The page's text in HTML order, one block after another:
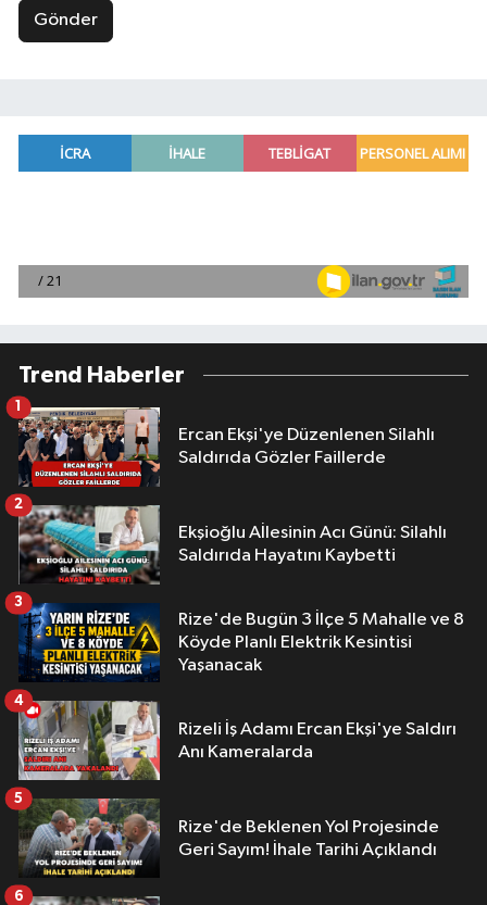
Gönder
Trend Haberler
Ercan Ekşi'ye Düzenlenen Silahlı
Saldırıda Gözler Faillerde
1
Ekşioğlu Aİlesinin Acı Günü: Silahlı
Saldırıda Hayatını Kaybetti
2
Rize'de Bugün 3 İlçe 5 Mahalle ve 8
Köyde Planlı Elektrik Kesintisi
Yaşanacak
3
Rizeli İş Adamı Ercan Ekşi'ye Saldırı
Anı Kameralarda
4
Rize'de Beklenen Yol Projesinde
Geri Sayım! İhale Tarihi Açıklandı
5
6